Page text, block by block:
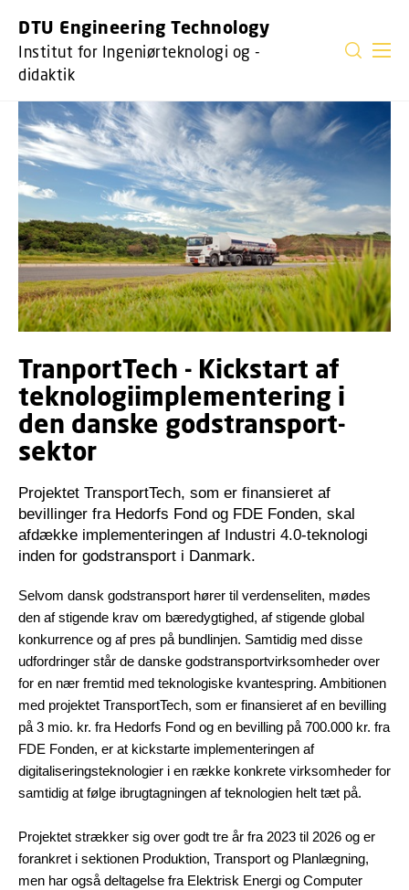
DTU Engineering Technology
Institut for Ingeniørteknologi og -
didaktik
TranportTech - Kickstart af
teknologiimplementering i
den danske godstransport-
sektor
Projektet TransportTech, som er finansieret af
bevillinger fra Hedorfs Fond og FDE Fonden, skal
afdække implementeringen af Industri 4.0-teknologi
inden for godstransport i Danmark.
Selvom dansk godstransport hører til verdenseliten, mødes
den af stigende krav om bæredygtighed, af stigende global
konkurrence og af pres på bundlinjen. Samtidig med disse
udfordringer står de danske godstransportvirksomheder over
for en nær fremtid med teknologiske kvantespring. Ambitionen
med projektet TransportTech, som er finansieret af en bevilling
på 3 mio. kr. fra Hedorfs Fond og en bevilling på 700.000 kr. fra
FDE Fonden, er at kickstarte implementeringen af
digitaliseringsteknologier i en række konkrete virksomheder for
samtidig at følge ibrugtagningen af teknologien helt tæt på.
Projektet strækker sig over godt tre år fra 2023 til 2026 og er
forankret i sektionen Produktion, Transport og Planlægning,
men har også deltagelse fra Elektrisk Energi og Computer